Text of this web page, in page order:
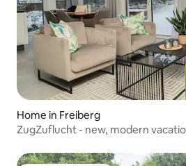
Home in Freiberg
ZugZuflucht - new, modern